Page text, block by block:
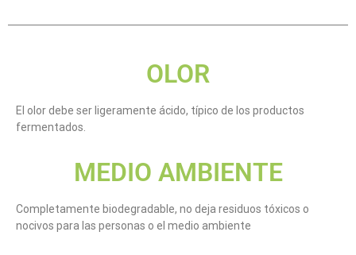
OLOR
El olor debe ser ligeramente ácido, típico de los productos
fermentados.
MEDIO AMBIENTE
Completamente biodegradable, no deja residuos tóxicos o
nocivos para las personas o el medio ambiente